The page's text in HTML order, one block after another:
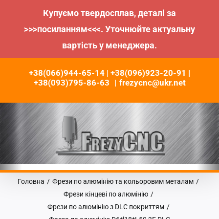
Купуємо твердосплав, деталі за
>>>посиланням<<<. Уточнюйте актуальну
вартість у менеджера.
+38(066)944-65-14 | +38(096)923-20-91 |
+38(093)795-86-63 | frezycnc@ukr.net
Головна / Фрези по алюмінію та кольоровим металам /
Фрези кінцеві по алюмінію /
Фрези по алюмінію з DLC покриттям /